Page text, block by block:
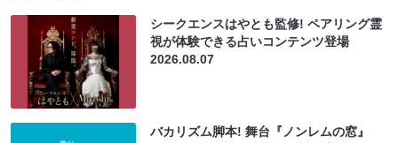
シークエンスはやとも監修! ペアリング霊
視が体験できる占いコンテンツ登場
2026.08.07
バカリズム脚本! 舞台『ノンレムの窓』